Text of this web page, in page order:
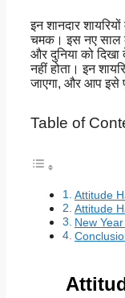
इन शानदार
चमक। इस नए साल
और दुनिया को
नहीं होता। इन
जाएगा, और आप इसे
Table of
Attitude
Attitude
New